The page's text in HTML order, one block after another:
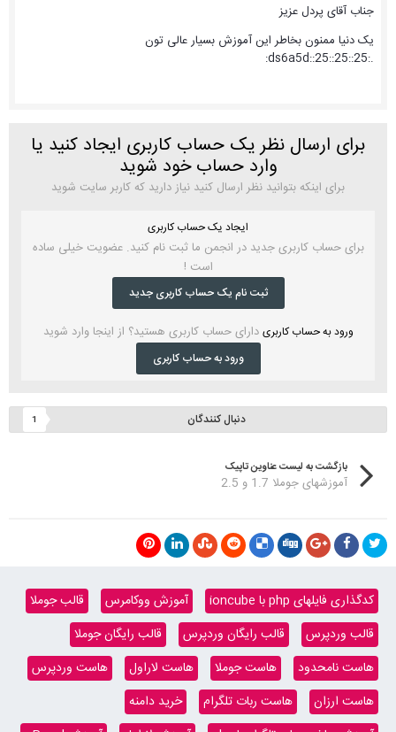
جناب آقای پردل عزیز
یک دنیا ممنون بخاطر این آموزش بسیار عالی تون
.:25::25::ds6a5d::25:
برای ارسال نظر یک حساب کاربری ایجاد کنید یا
وارد حساب خود شوید
برای اینکه بتوانید نظر ارسال کنید نیاز دارید که کاربر سایت شوید
ایجاد یک حساب کاربری
برای حساب کاربری جدید در انجمن ما ثبت نام کنید. عضویت خیلی ساده
است !
ثبت نام یک حساب کاربری جدید
ورود به حساب کاربری دارای حساب کاربری هستید؟ از اینجا وارد شوید
ورود به حساب کاربری
دنبال کنندگان 1
بازگشت به لیست عناوین تاپیک
آموزشهای جوملا 1.7 و 2.5
کدگذاری فایلهای php با ioncube آموزش ووکامرس
قالب جوملا
قالب وردپرس
قالب رایگان وردپرس
قالب رایگان جوملا
هاست نامحدود
هاست جوملا هاست لاراول
هاست وردپرس
هاست ارزان
هاست ربات تلگرام
خرید دامنه